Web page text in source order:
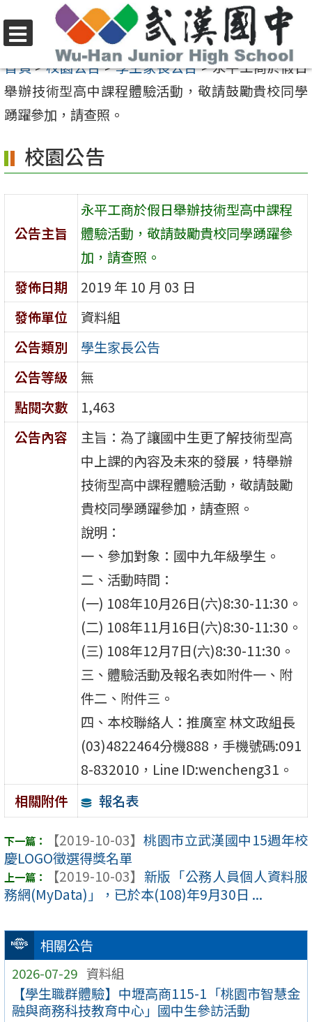
至
要
內
區
選
單
首頁>校園公告>學生家長公告>永平工商於假日
舉辦技術型高中課程體驗活動，敬請鼓勵貴校同學
踴躍參加，請查照。
相關公告
2026-07-29 資料組
【學生職群體驗】中壢高商115-1「桃園市智慧金
融與商務科技教育中心」國中生參訪活動
校園公告
公告主旨
永平工商於假日舉辦技術型高中課程
體驗活動，敬請鼓勵貴校同學踴躍參
加，請查照。
發佈日期
2019 年 10 月 03 日
發佈單位
資料組
公告類別
學生家長公告
公告等級
無
點閱次數
1,463
公告內容
主旨：為了讓國中生更了解技術型高
中上課的內容及未來的發展，特舉辦
技術型高中課程體驗活動，敬請鼓勵
貴校同學踴躍參加，請查照。
說明：
一、參加對象：國中九年級學生。
二、活動時間：
(一) 108年10月26日(六)8:30-11:30。
(二) 108年11月16日(六)8:30-11:30。
(三) 108年12月7日(六)8:30-11:30。
三、體驗活動及報名表如附件一、附
件二、附件三。
四、本校聯絡人：推廣室 林文政組長
(03)4822464分機888，手機號碼:091
8-832010，Line ID:wencheng31。
相關附件
報名表
【2019-10-03】 桃園市立武漢國中15週年校
慶LOGO徵選得獎名單
【2019-10-03】 新版「公務人員個人資料服
務網(MyData)」，已於本(108)年9月30日 ...